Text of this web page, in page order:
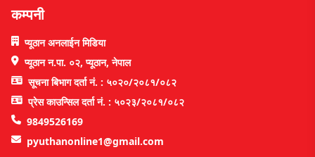
कम्पनी
प्यूठान अनलाईन मिडिया
प्यूठान न.पा. ०२, प्यूठान, नेपाल
सूचना बिभाग दर्ता नं. : ५०२०/२०८१/०८२
प्रेस काउन्सिल दर्ता नं. : ५०२३/२०८१/०८२
9849526169
pyuthanonline1@gmail.com